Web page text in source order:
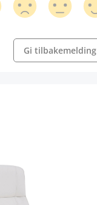
Gi tilbakemelding